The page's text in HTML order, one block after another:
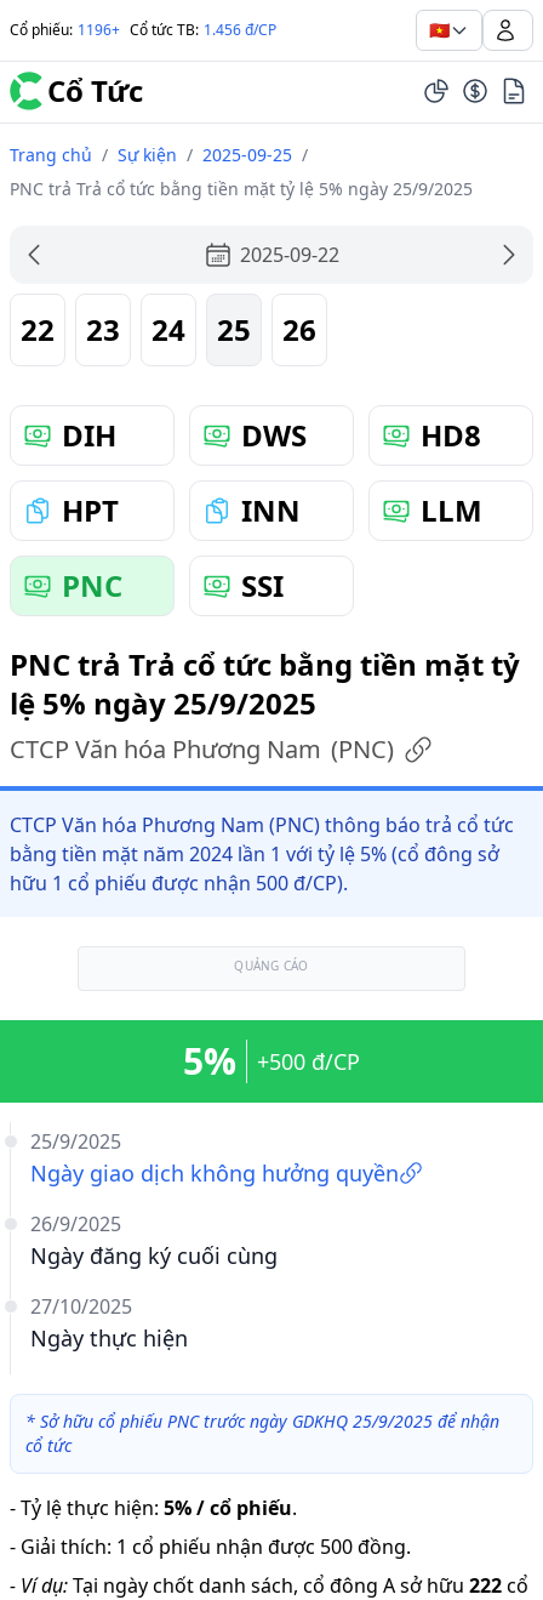
Cổ phiếu: 1196+ Cổ tức TB: 1.456 đ/CP 🇻🇳
Cổ Tức
Trang chủ / Sự kiện / 2025-09-25 /
PNC trả Trả cổ tức bằng tiền mặt tỷ lệ 5% ngày 25/9/2025
2025-09-22
22 23 24 25 26
DIH DWS
HD8
HPT
INN
LLM
PNC
SSI
PNC trả Trả cổ tức bằng tiền mặt tỷ
lệ 5% ngày 25/9/2025
CTCP Văn hóa Phương Nam (PNC)
CTCP Văn hóa Phương Nam (PNC) thông báo trả cổ tức
bằng tiền mặt năm 2024 lần 1 với tỷ lệ 5% (cổ đông sở
hữu 1 cổ phiếu được nhận 500 đ/CP).
QUẢNG CÁO
25/9/2025
Ngày giao dịch không hưởng quyền
26/9/2025
Ngày đăng ký cuối cùng
27/10/2025
Ngày thực hiện
5% +500 đ/CP
* Sở hữu cổ phiếu PNC trước ngày GDKHQ 25/9/2025 để nhận
cổ tức
-Tỷ lệ thực hiện: 5% / cổ phiếu.
- Giải thích: 1 cổ phiếu nhận được 500 đồng.
- Ví dụ:Tại ngày chốt danh sách, cổ đông A sở hữu 222cổ